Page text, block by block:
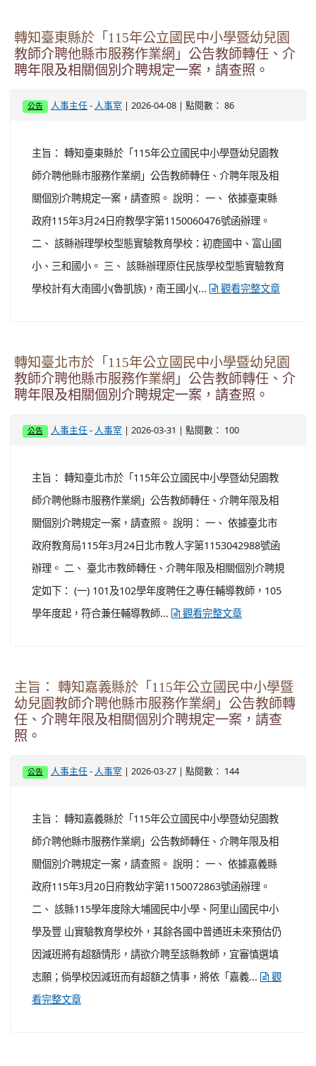
轉知臺東縣於「115年公立國民中小學暨幼兒園
教師介聘他縣市服務作業網」公告教師轉任、介
聘年限及相關個別介聘規定一案，請查照。
公告 人事主任 - 人事室 | 2026-04-08 | 點閱數： 86
主旨： 轉知臺東縣於「115年公立國民中小學暨幼兒園教
師介聘他縣市服務作業網」公告教師轉任、介聘年限及相
關個別介聘規定一案，請查照。 說明： 一、 依據臺東縣
政府115年3月24日府教學字第1150060476號函辦理。
二、 該縣辦理學校型態實驗教育學校：初鹿國中、富山國
小、三和國小。 三、 該縣辦理原住民族學校型態實驗教育
學校計有大南國小(魯凱族)，南王國小(...
觀看完整文章
轉知臺北市於「115年公立國民中小學暨幼兒園
教師介聘他縣市服務作業網」公告教師轉任、介
聘年限及相關個別介聘規定一案，請查照。
公告 人事主任 - 人事室 | 2026-03-31 | 點閱數： 100
主旨： 轉知臺北市於「115年公立國民中小學暨幼兒園教
師介聘他縣市服務作業網」公告教師轉任、介聘年限及相
關個別介聘規定一案，請查照。 說明： 一、 依據臺北市
政府教育局115年3月24日北市教人字第1153042988號函
辦理。 二、 臺北市教師轉任、介聘年限及相關個別介聘規
定如下： (一) 101及102學年度聘任之專任輔導教師，105
學年度起，符合兼任輔導教師...
觀看完整文章
主旨： 轉知嘉義縣於「115年公立國民中小學暨
幼兒園教師介聘他縣市服務作業網」公告教師轉
任、介聘年限及相關個別介聘規定一案，請查
照。
公告 人事主任 - 人事室 | 2026-03-27 | 點閱數： 144
主旨： 轉知嘉義縣於「115年公立國民中小學暨幼兒園教
師介聘他縣市服務作業網」公告教師轉任、介聘年限及相
關個別介聘規定一案，請查照。 說明： 一、 依據嘉義縣
政府115年3月20日府教幼字第1150072863號函辦理。
二、 該縣115學年度除大埔國民中小學、阿里山國民中小
學及豐 山實驗教育學校外，其餘各國中普通班未來預估仍
因減班將有超額情形，請欲介聘至該縣教師，宜審慎選填
志願；倘學校因減班而有超額之情事，將依「嘉義...
觀
看完整文章